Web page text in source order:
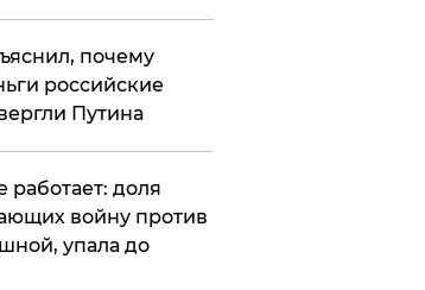
почему
российские
Путина
работает: доля
войну против
упала до